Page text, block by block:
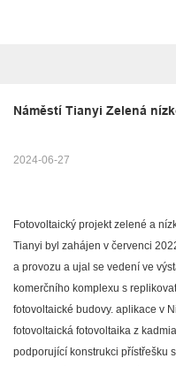
Náměstí Tianyi Zelená
2024-06-27
Fotovoltaický projekt zelené a
Tianyi byl zahájen v červenci
a provozu a ujal se vedení ve
komerčního komplexu s
fotovoltaické budovy. aplikace v
fotovoltaická fotovoltaika z
podporující konstrukci přístřešku